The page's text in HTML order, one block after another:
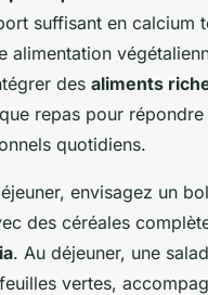
suffisant en calcium
alimentation
des aliments
repas pour répondre
quotidiens.
envisagez un
des céréales
. Au déjeuner, une
vertes,